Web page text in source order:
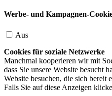
Werbe- und Kampagnen-
Aus
Cookies für soziale Netzwerke
Manchmal kooperieren wir mit
dass Sie unsere Website besucht
Website besuchen, die sich bereit
Falls Sie auf diese Anzeigen